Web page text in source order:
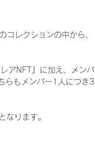
レクションの中から、
アNFT』に加え、メンバ
らもメンバー1人につき3
なります。